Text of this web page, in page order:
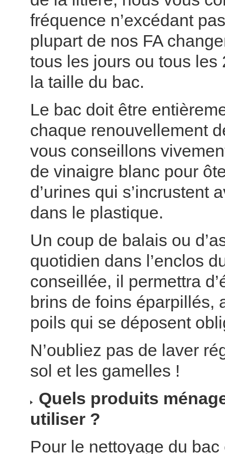
fréquence n’excédant
plupart de nos FA
tous les jours ou tous les
la taille du bac.
Le bac doit être
chaque renouvellement
vous conseillons
de vinaigre blanc pour
d’urines qui s’incrustent
dans le plastique.
Un coup de balais ou
quotidien dans l’enclos
conseillée, il permettra
brins de foins éparpillés,
poils qui se déposent
N’oubliez pas de laver
sol et les gamelles !
Quels produits
utiliser ?
Pour le nettoyage du bac